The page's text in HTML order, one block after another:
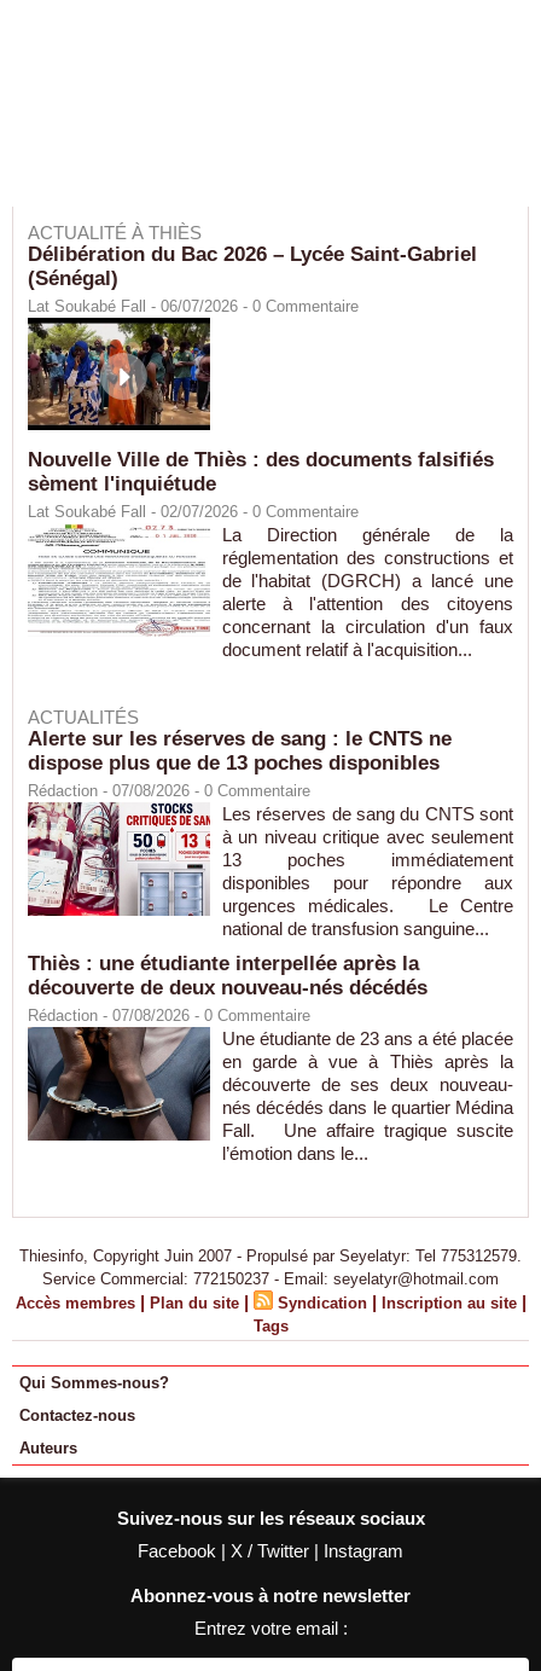
ACTUALITÉ À THIÈS
Délibération du Bac 2026 – Lycée Saint-Gabriel
(Sénégal)
Lat Soukabé Fall - 06/07/2026 - 0 Commentaire
Nouvelle Ville de Thiès : des documents falsifiés
sèment l'inquiétude
Lat Soukabé Fall - 02/07/2026 - 0 Commentaire
La Direction générale de la
réglementation des constructions et
de l'habitat (DGRCH) a lancé une
alerte à l'attention des citoyens
concernant la circulation d'un faux
document relatif à l'acquisition...
ACTUALITÉS
Alerte sur les réserves de sang : le CNTS ne
dispose plus que de 13 poches disponibles
Rédaction - 07/08/2026 - 0 Commentaire
Les réserves de sang du CNTS sont
à un niveau critique avec seulement
13 poches immédiatement
disponibles pour répondre aux
urgences médicales. Le Centre
national de transfusion sanguine...
Thiès : une étudiante interpellée après la
découverte de deux nouveau-nés décédés
Rédaction - 07/08/2026 - 0 Commentaire
Une étudiante de 23 ans a été placée
en garde à vue à Thiès après la
découverte de ses deux nouveau-
nés décédés dans le quartier Médina
Fall. Une affaire tragique suscite
l’émotion dans le...
Thiesinfo, Copyright Juin 2007 - Propulsé par Seyelatyr: Tel 775312579.
Service Commercial: 772150237 - Email: seyelatyr@hotmail.com
Accès membres | Plan du site | Syndication | Inscription au site |
Tags
Qui Sommes-nous?
Contactez-nous
Auteurs
Suivez-nous sur les réseaux sociaux
Facebook | X / Twitter | Instagram
Abonnez-vous à notre newsletter
Entrez votre email :